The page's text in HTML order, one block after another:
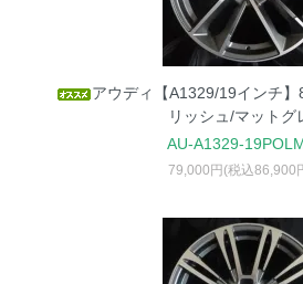
アウディ【A1329/19インチ
リッシュ/マットグ
AU-A1329-
79,000円(税込86,900